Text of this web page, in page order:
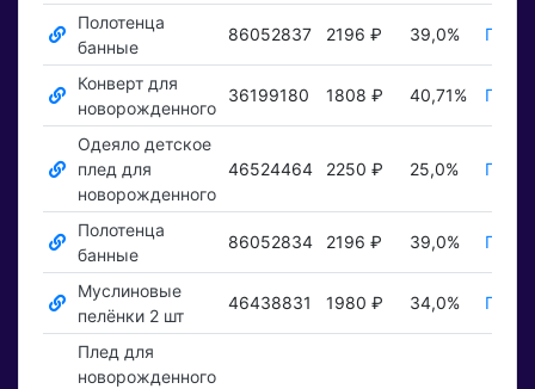
Полотенца
банные
86052837 2196 ₽ 39,0%
Конверт для
новорожденного
36199180 1808 ₽ 40,71%
Одеяло детское
плед для
новорожденного
46524464 2250 ₽ 25,0%
Полотенца
банные
86052834 2196 ₽ 39,0%
Муслиновые
пелёнки 2 шт
46438831 1980 ₽ 34,0%
Плед для
новорожденного